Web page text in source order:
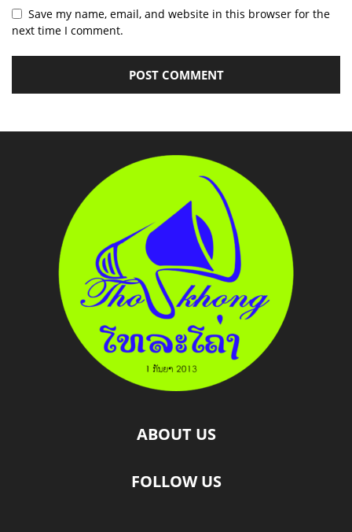
Save my name, email, and website in this browser for the
next time I comment.
ABOUT US
FOLLOW US